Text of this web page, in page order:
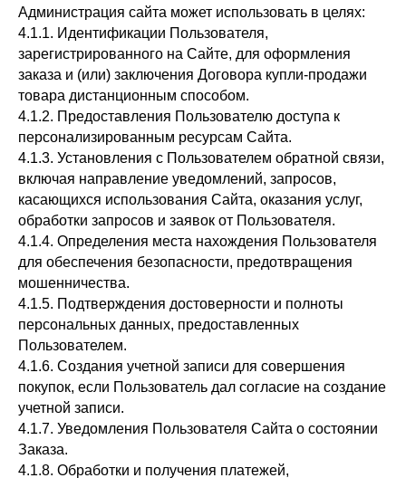
Администрация сайта может использовать в целях:
4.1.1. Идентификации Пользователя,
зарегистрированного на Сайте, для оформления
заказа и (или) заключения Договора купли-продажи
товара дистанционным способом.
4.1.2. Предоставления Пользователю доступа к
персонализированным ресурсам Сайта.
4.1.3. Установления с Пользователем обратной связи,
включая направление уведомлений, запросов,
касающихся использования Сайта, оказания услуг,
обработки запросов и заявок от Пользователя.
4.1.4. Определения места нахождения Пользователя
для обеспечения безопасности, предотвращения
мошенничества.
4.1.5. Подтверждения достоверности и полноты
персональных данных, предоставленных
Пользователем.
4.1.6. Создания учетной записи для совершения
покупок, если Пользователь дал согласие на создание
учетной записи.
4.1.7. Уведомления Пользователя Сайта о состоянии
Заказа.
4.1.8. Обработки и получения платежей,